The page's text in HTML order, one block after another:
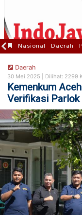
Nasional Daerah
Daerah
30 Mei 2025 | Dilihat: 2299
Kemenkum
Verifikasi Parlok